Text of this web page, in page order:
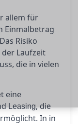
allem für
Einmalbetrag
Risiko
der Laufzeit
die in vielen
eine
Leasing, die
In in